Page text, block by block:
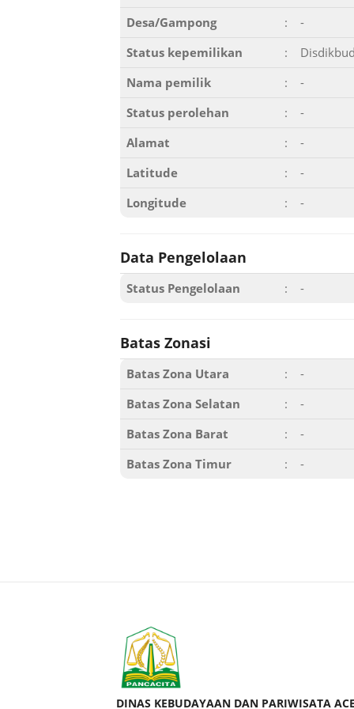
Desa/Gampong
:
-
Status kepemilikan
:
Nama pemilik
:
-
Status perolehan
:
-
Alamat
:
-
Latitude
:
-
Longitude
: -
Data Pengelolaan
Status Pengelolaan : -
Batas Zonasi
Batas Zona Utara :
-
Batas Zona Selatan
:
-
Batas Zona Barat
:
-
Batas Zona Timur
: -
DINAS KEBUDAYAAN DAN PARIWISATA